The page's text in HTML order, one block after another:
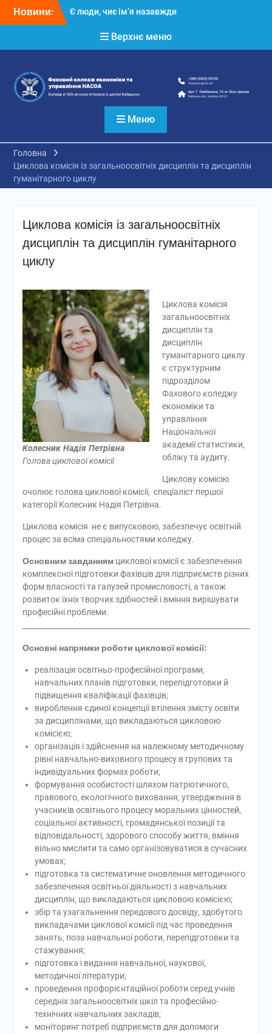
Новини:
Є люди, чиє ім’я назавжди
навчального закладу
У межах підготовки до
навчального року у
Фаховому коледжі
НАСОА тривають заходи,
середовища
Консультаційний центр
приймальної комісії
НАСОА продовжує свою
роботу, допомагаючи
🎓 Випускний-2026 —
день, який назавжди
залишиться у наших
серцях!
📚 Робоча нарада:
підготовка до нового
навчального року та
перебіг вступної кампанії
Верхнє меню
Меню
Головна
Циклова комісія із загальноосвітніх дисциплін та дисциплін
гуманітарного циклу
Циклова комісія із загальноосвітніх
дисциплін та дисциплін гуманітарного
циклу
Колесник Надія Петрівна
Голова циклової комісії
Циклова комісія
загальноосвітніх
дисциплін та
дисциплін
гуманітарного циклу
є структурним
підрозділом
Фахового коледжу
економіки та
управління
Національної
академії статистики,
обліку та аудиту.
Циклову комісію
очолює голова циклової комісії, спеціаліст першої
категорії Колесник Надія Петрівна.
Циклова комісія не є випусковою, забезпечує освітній
процес за всіма спеціальностями коледжу.
Основним завданням циклової комісії є забезпечення
комплексної підготовки фахівців для підприємств різних
форм власності та галузей промисловості, а також
розвиток їхніх творчих здібностей і вміння вирішувати
професійні проблеми.
Основні напрямки роботи циклової комісії:
реалізація освітньо-професійної програми,
навчальних планів підготовки, перепідготовки й
підвищення кваліфікації фахівців;
вироблення єдиної концепції втілення змісту освіти
за дисциплінами, що викладаються цикловою
комісією;
організація і здійснення на належному методичному
рівні навчально-виховного процесу в групових та
індивідуальних формах роботи;
формування особистості шляхом патріотичного,
правового, екологічного виховання, утвердження в
учасників освітнього процесу моральних цінностей,
соціальної активності, громадянської позиції та
відповідальності, здорового способу життя, вміння
вільно мислити та само організовуватися в сучасних
умовах;
підготовка та систематичне оновлення методичного
забезпечення освітньої діяльності з навчальних
дисциплін, що викладаються цикловою комісією;
збір та узагальнення передового досвіду, здобутого
викладачами циклової комісії під час проведення
занять, поза навчальної роботи, перепідготовки та
стажування;
підготовка і видання навчальної, наукової,
методичної літератури;
проведення профорієнтаційної роботи серед учнів
середніх загальноосвітніх шкіл та професійно-
технічних навчальних закладів;
моніторинг потреб підприємств для допомоги